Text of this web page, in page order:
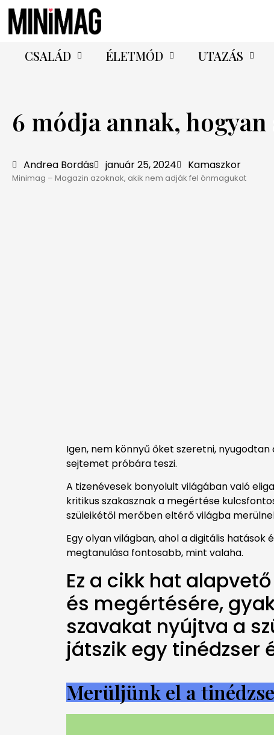
CSALÁD ÉLETMÓD UTAZÁS
6 módja annak, hogyan
Andrea Bordás január 25, 2024 Kamaszkor
Minimag – Magazin azoknak, akik nem adják fel önmagukat
Igen, nem könnyű őket szeretni,
sejtemet próbára teszi.
A tizenévesek bonyolult világában való
kritikus szakasznak a megértése
szüleikétől merőben eltérő világba
Egy olyan világban, ahol a digitális
megtanulása fontosabb, mint valaha.
Ez a cikk hat
és megértésére,
szavakat nyújtva a
játszik egy tinédzser
Merüljünk el a